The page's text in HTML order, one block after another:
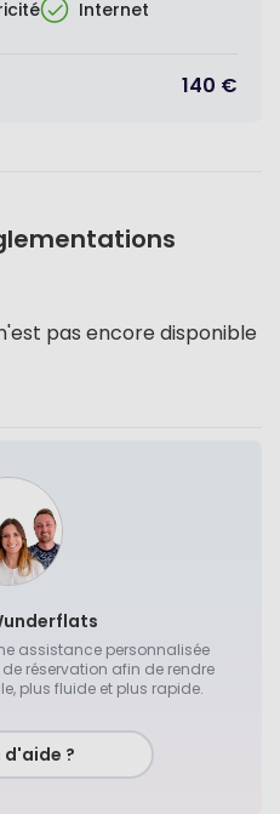
Internet
140 €
pas encore disponible
assistance personnalisée
réservation afin de rendre
plus fluide et plus rapide.
d'aide ?